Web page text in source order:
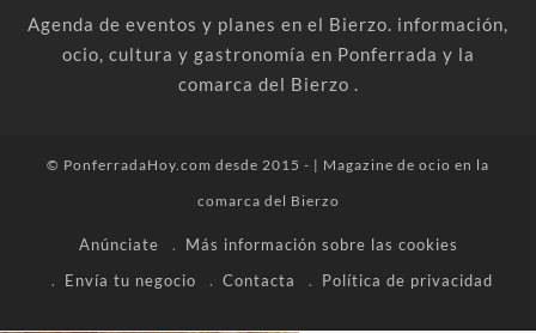
Agenda de eventos y planes en el Bierzo. información,
ocio, cultura y gastronomía en Ponferrada y la
comarca del Bierzo .
© PonferradaHoy.com desde 2015 - | Magazine de ocio en la
comarca del Bierzo
Anúnciate
Más información sobre las cookies
Envía tu negocio
Contacta Política de privacidad